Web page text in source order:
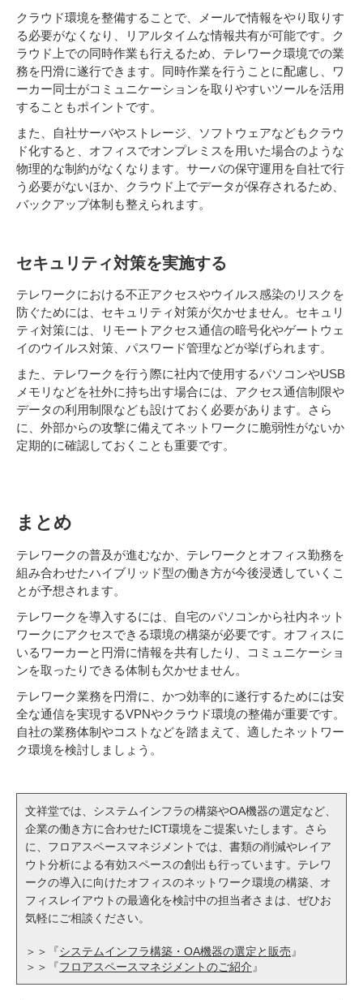
クラウド環境を整備することで、メールで情報をやり取りす
る必要がなくなり、リアルタイムな情報共有が可能です。ク
ラウド上での同時作業も行えるため、テレワーク環境での業
務を円滑に遂行できます。同時作業を行うことに配慮し、ワ
ーカー同士がコミュニケーションを取りやすいツールを活用
することもポイントです。
また、自社サーバやストレージ、ソフトウェアなどもクラウ
ド化すると、オフィスでオンプレミスを用いた場合のような
物理的な制約がなくなります。サーバの保守運用を自社で行
う必要がないほか、クラウド上でデータが保存されるため、
バックアップ体制も整えられます。
セキュリティ対策を実施する
テレワークにおける不正アクセスやウイルス感染のリスクを
防ぐためには、セキュリティ対策が欠かせません。セキュリ
ティ対策には、リモートアクセス通信の暗号化やゲートウェ
イのウイルス対策、パスワード管理などが挙げられます。
また、テレワークを行う際に社内で使用するパソコンやUSB
メモリなどを社外に持ち出す場合には、アクセス通信制限や
データの利用制限なども設けておく必要があります。さら
に、外部からの攻撃に備えてネットワークに脆弱性がないか
定期的に確認しておくことも重要です。
まとめ
テレワークの普及が進むなか、テレワークとオフィス勤務を
組み合わせたハイブリッド型の働き方が今後浸透していくこ
とが予想されます。
テレワークを導入するには、自宅のパソコンから社内ネット
ワークにアクセスできる環境の構築が必要です。オフィスに
いるワーカーと円滑に情報を共有したり、コミュニケーショ
ンを取ったりできる体制も欠かせません。
テレワーク業務を円滑に、かつ効率的に遂行するためには安
全な通信を実現するVPNやクラウド環境の整備が重要です。
自社の業務体制やコストなどを踏まえて、適したネットワー
ク環境を検討しましょう。
文祥堂では、システムインフラの構築やOA機器の選定など、
企業の働き方に合わせたICT環境をご提案いたします。さら
に、フロアスペースマネジメントでは、書類の削減やレイア
ウト分析による有効スペースの創出も行っています。テレワ
ークの導入に向けたオフィスのネットワーク環境の構築、オ
フィスレイアウトの最適化を検討中の担当者さまは、ぜひお
気軽にご相談ください。
＞＞『システムインフラ構築・OA機器の選定と販売』
＞＞『フロアスペースマネジメントのご紹介』